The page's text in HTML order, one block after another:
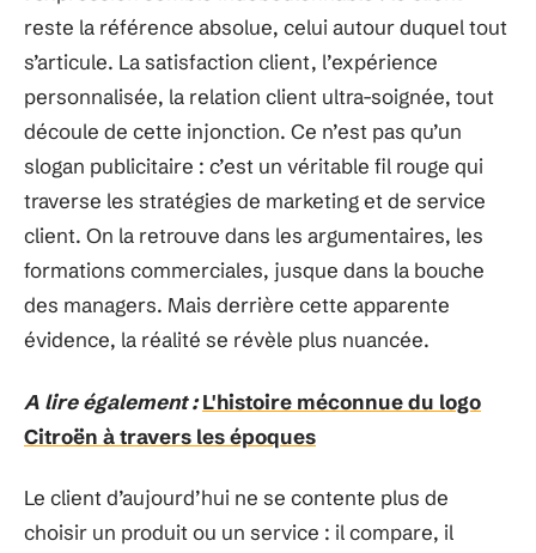
reste la référence absolue, celui autour duquel tout
s’articule. La satisfaction client, l’expérience
personnalisée, la relation client ultra-soignée, tout
découle de cette injonction. Ce n’est pas qu’un
slogan publicitaire : c’est un véritable fil rouge qui
traverse les stratégies de marketing et de service
client. On la retrouve dans les argumentaires, les
formations commerciales, jusque dans la bouche
des managers. Mais derrière cette apparente
évidence, la réalité se révèle plus nuancée.
A lire également : L'histoire méconnue du logo
Citroën à travers les époques
Le client d’aujourd’hui ne se contente plus de
choisir un produit ou un service : il compare, il